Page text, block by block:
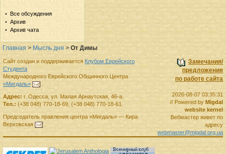
Все обсуждения
Архив
Архив чата
Главная > Мысль дня > От Димы
Замечания/
предложения
по работе сайта
2026-08-07 03:35:31
// Powered byMigdal
website kernel
Вебмастер живет по
адресу
webmaster@migdal.org.ua
Сайт создан и поддерживается Клубом Еврейского
Студента
Международного Еврейского Общинного Центра
«Мигдаль»
.
Адрес: г. Одесса, ул. Малая Арнаутская, 46-а.
Тел.: (+38 048) 770-18-69, (+38 048) 770-18-61
Председатель правленияцентра «Мигдаль»— Кира
Верховская
.